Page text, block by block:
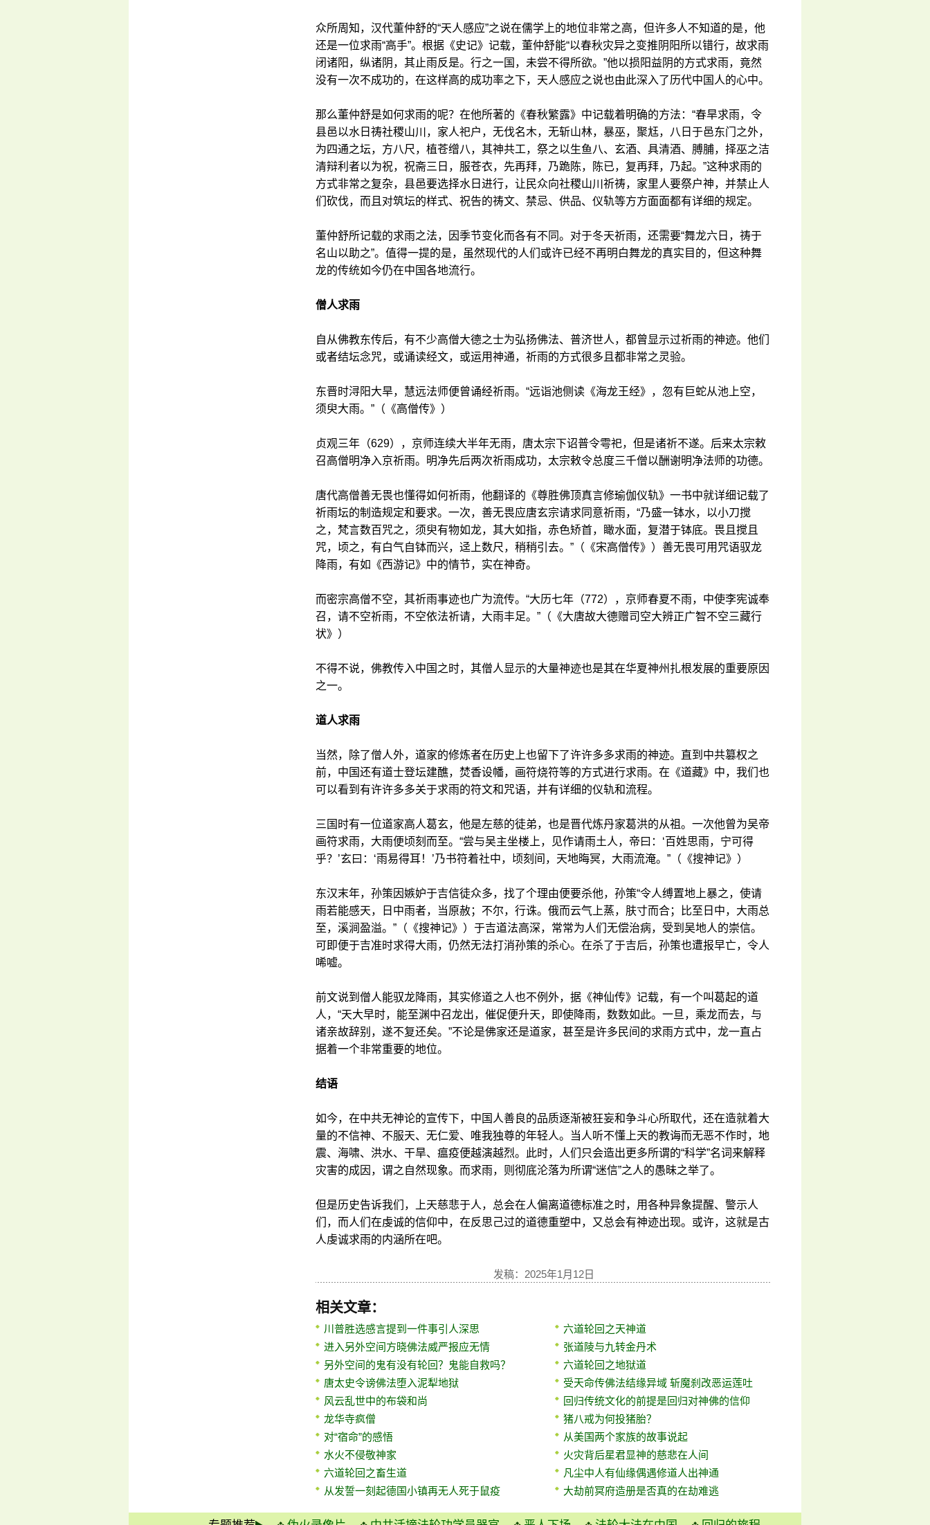
众所周知，汉代董仲舒的“天人感应”之说在儒学上的地位非常之高，但许多人不知道的是，他
还是一位求雨“高手”。根据《史记》记载，董仲舒能“以春秋灾异之变推阴阳所以错行，故求雨
闭诸阳，纵诸阴，其止雨反是。行之一国，未尝不得所欲。”他以损阳益阴的方式求雨，竟然
没有一次不成功的，在这样高的成功率之下，天人感应之说也由此深入了历代中国人的心中。
那么董仲舒是如何求雨的呢？在他所著的《春秋繁露》中记载着明确的方法：“春旱求雨，令
县邑以水日祷社稷山川，家人祀户，无伐名木，无斩山林，暴巫，聚尪，八日于邑东门之外，
为四通之坛，方八尺，植苍缯八，其神共工，祭之以生鱼八、玄酒、具清酒、膊脯，择巫之洁
清辩利者以为祝，祝斋三日，服苍衣，先再拜，乃跪陈，陈已，复再拜，乃起。”这种求雨的
方式非常之复杂，县邑要选择水日进行，让民众向社稷山川祈祷，家里人要祭户神，并禁止人
们砍伐，而且对筑坛的样式、祝告的祷文、禁忌、供品、仪轨等方方面面都有详细的规定。
董仲舒所记载的求雨之法，因季节变化而各有不同。对于冬天祈雨，还需要“舞龙六日，祷于
名山以助之”。值得一提的是，虽然现代的人们或许已经不再明白舞龙的真实目的，但这种舞
龙的传统如今仍在中国各地流行。
僧人求雨
自从佛教东传后，有不少高僧大德之士为弘扬佛法、普济世人，都曾显示过祈雨的神迹。他们
或者结坛念咒，或诵读经文，或运用神通，祈雨的方式很多且都非常之灵验。
东晋时浔阳大旱，慧远法师便曾诵经祈雨。“远诣池侧读《海龙王经》，忽有巨蛇从池上空，
须臾大雨。”（《高僧传》）
贞观三年（629），京师连续大半年无雨，唐太宗下诏普令雩祀，但是诸祈不遂。后来太宗敕
召高僧明净入京祈雨。明净先后两次祈雨成功，太宗敕令总度三千僧以酬谢明净法师的功德。
唐代高僧善无畏也懂得如何祈雨，他翻译的《尊胜佛顶真言修瑜伽仪轨》一书中就详细记载了
祈雨坛的制造规定和要求。一次，善无畏应唐玄宗请求同意祈雨，“乃盛一钵水，以小刀搅
之，梵言数百咒之，须臾有物如龙，其大如指，赤色矫首，瞰水面，复潜于钵底。畏且搅且
咒，顷之，有白气自钵而兴，迳上数尺，稍稍引去。”（《宋高僧传》）善无畏可用咒语驭龙
降雨，有如《西游记》中的情节，实在神奇。
而密宗高僧不空，其祈雨事迹也广为流传。“大历七年（772），京师春夏不雨，中使李宪诚奉
召，请不空祈雨，不空依法祈请，大雨丰足。”（《大唐故大德赠司空大辨正广智不空三藏行
状》）
不得不说，佛教传入中国之时，其僧人显示的大量神迹也是其在华夏神州扎根发展的重要原因
之一。
道人求雨
当然，除了僧人外，道家的修炼者在历史上也留下了许许多多求雨的神迹。直到中共篡权之
前，中国还有道士登坛建醮，焚香设幡，画符烧符等的方式进行求雨。在《道藏》中，我们也
可以看到有许许多多关于求雨的符文和咒语，并有详细的仪轨和流程。
三国时有一位道家高人葛玄，他是左慈的徒弟，也是晋代炼丹家葛洪的从祖。一次他曾为吴帝
画符求雨，大雨便顷刻而至。“尝与吴主坐楼上，见作请雨土人，帝曰：‘百姓思雨，宁可得
乎？’玄曰：‘雨易得耳！’乃书符着社中，顷刻间，天地晦冥，大雨流淹。”（《搜神记》）
东汉末年，孙策因嫉妒于吉信徒众多，找了个理由便要杀他，孙策“令人缚置地上暴之，使请
雨若能感天，日中雨者，当原赦；不尔，行诛。俄而云气上蒸，肤寸而合；比至日中，大雨总
至，溪涧盈溢。”（《搜神记》）于吉道法高深，常常为人们无偿治病，受到吴地人的崇信。
可即便于吉准时求得大雨，仍然无法打消孙策的杀心。在杀了于吉后，孙策也遭报早亡，令人
唏嘘。
前文说到僧人能驭龙降雨，其实修道之人也不例外，据《神仙传》记载，有一个叫葛起的道
人，“天大早时，能至渊中召龙出，催促便升天，即使降雨，数数如此。一旦，乘龙而去，与
诸亲故辞别，遂不复还矣。”不论是佛家还是道家，甚至是许多民间的求雨方式中，龙一直占
据着一个非常重要的地位。
结语
如今，在中共无神论的宣传下，中国人善良的品质逐渐被狂妄和争斗心所取代，还在造就着大
量的不信神、不服天、无仁爱、唯我独尊的年轻人。当人听不懂上天的教诲而无恶不作时，地
震、海啸、洪水、干旱、瘟疫便越演越烈。此时，人们只会造出更多所谓的“科学”名词来解释
灾害的成因，谓之自然现象。而求雨，则彻底沦落为所谓“迷信”之人的愚昧之举了。
但是历史告诉我们，上天慈悲于人，总会在人偏离道德标准之时，用各种异象提醒、警示人
们，而人们在虔诚的信仰中，在反思己过的道德重塑中，又总会有神迹出现。或许，这就是古
人虔诚求雨的内涵所在吧。
发稿：2025年1月12日
相关文章：
川普胜选感言提到一件事引人深思
进入另外空间方晓佛法威严报应无情
另外空间的鬼有没有轮回？鬼能自救吗？
唐太史令谤佛法堕入泥犁地狱
风云乱世中的布袋和尚
龙华寺疯僧
对“宿命”的感悟
水火不侵敬神家
六道轮回之畜生道
从发誓一刻起德国小镇再无人死于鼠疫
六道轮回之天神道
张道陵与九转金丹术
六道轮回之地狱道
受天命传佛法结缘异域 斩魔刹改恶运莲吐
回归传统文化的前提是回归对神佛的信仰
猪八戒为何投猪胎？
从美国两个家族的故事说起
火灾背后星君显神的慈悲在人间
凡尘中人有仙缘偶遇修道人出神通
大劫前冥府造册是否真的在劫难逃